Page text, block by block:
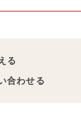
る
合わせる